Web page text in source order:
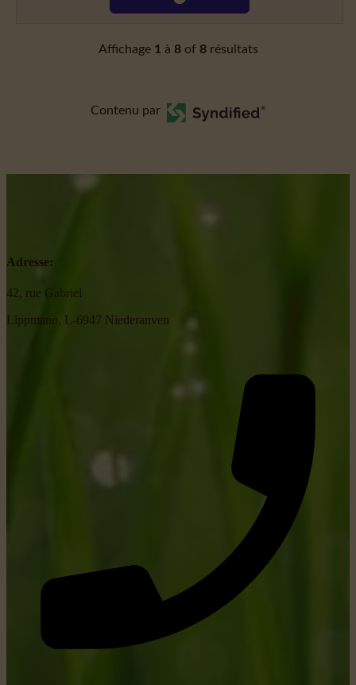
Affichage 1 à 8of 8résultats
Contenu par
Adresse:
42, rue Gabriel
Lippmann, L-6947 Niederanven